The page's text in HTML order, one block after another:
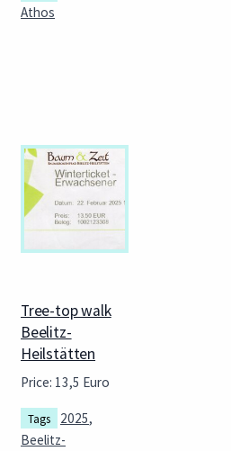
Athos
Tree-top walk
Beelitz-
Heilstätten
Price: 13,5 Euro
Tags 2025,
Beelitz-